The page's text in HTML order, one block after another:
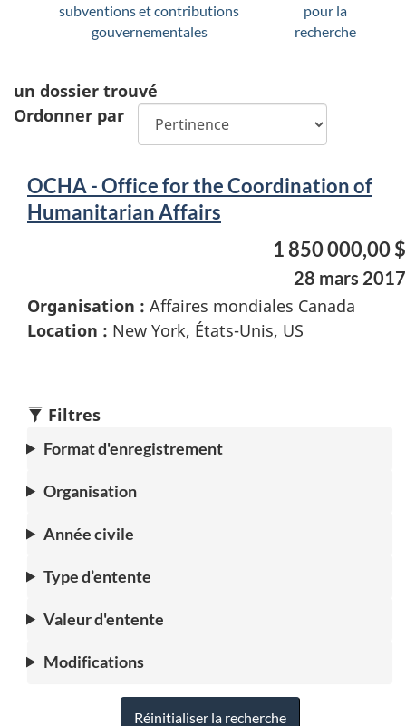
subventions et contributions
gouvernementales
pour la
recherche
un dossier trouvé
Ordonner par
OCHA - Office for the Coordination of
Humanitarian Affairs
1 850 000,00 $
28 mars 2017
Organisation : Affaires mondiales Canada
Location : New York, États-Unis, US
Filtres
Format d'enregistrement
Organisation
Année civile
Type d’entente
Valeur d'entente
Modifications
Réinitialiser la recherche